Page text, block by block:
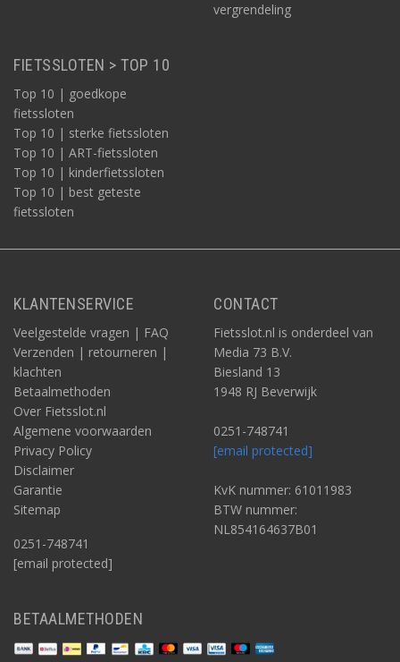
vergrendeling
FIETSSLOTEN > TOP 10
Top 10 | goedkope
fietssloten
Top 10 | sterke fietssloten
Top 10 | ART-fietssloten
Top 10 | kinderfietssloten
Top 10 | best geteste
fietssloten
KLANTENSERVICE
Veelgestelde vragen | FAQ
Verzenden | retourneren |
klachten
Betaalmethoden
Over Fietsslot.nl
Algemene voorwaarden
Privacy Policy
Disclaimer
Garantie
Sitemap
0251-748741
[email protected]
CONTACT
Fietsslot.nl is onderdeel van
Media 73 B.V.
Biesland 13
1948 RJ Beverwijk
0251-748741
[email protected]
KvK nummer: 61011983
BTW nummer:
NL854164637B01
BETAALMETHODEN